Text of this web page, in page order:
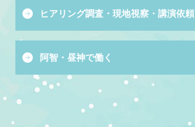
ヒアリング調査・現地視察・講演依頼
阿智・昼神で働く